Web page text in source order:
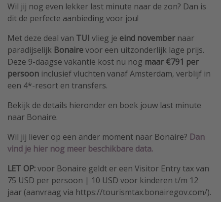
Wil jij nog even lekker last minute naar de zon? Dan is
dit de perfecte aanbieding voor jou!
Met deze deal van TUI vlieg je eind november naar
paradijselijk Bonairevoor een uitzonderlijk lage prijs.
Deze 9-daagse vakantie kost nu nog maar €791 per
persoon inclusief vluchten vanaf Amsterdam, verblijf in
een 4*-resort en transfers.
Bekijk de details hieronder en boek jouw last minute
naar Bonaire.
Wil jij liever op een ander moment naar Bonaire? Dan
vind je hier nog meer beschikbare data.
LET OP:voor Bonaire geldt er een Visitor Entry tax van
75 USD per persoon | 10 USD voor kinderen t/m 12
jaar (aanvraag via https://tourismtax.bonairegov.com/).